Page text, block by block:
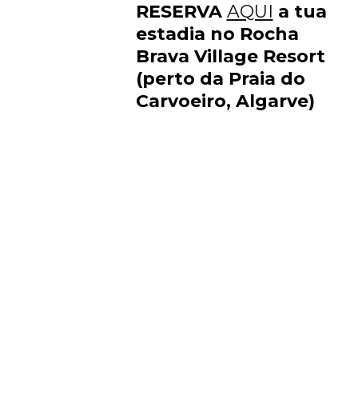
RESERVA AQUI a tua
estadia no Rocha
Brava Village Resort
(perto da Praia do
Carvoeiro, Algarve)